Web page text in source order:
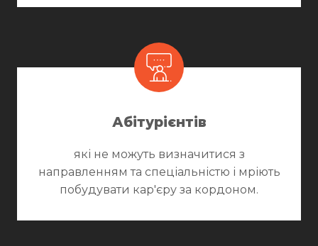
Абітурієнтів
які не можуть визначитися з
направленням та спеціальністю і мріють
побудувати кар'єру за кордоном.